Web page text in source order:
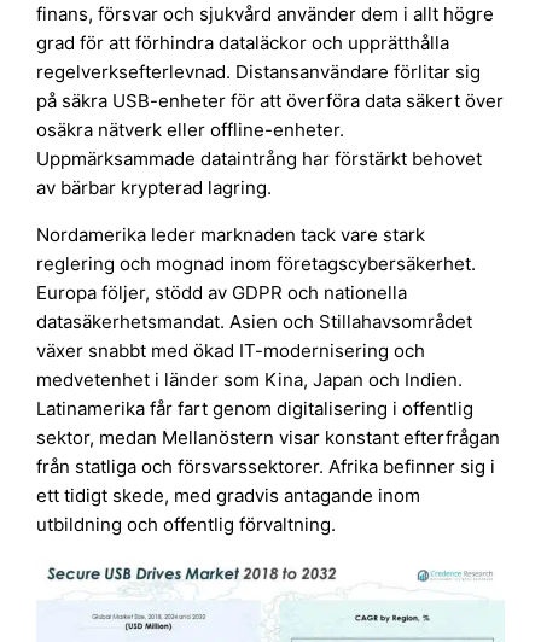
finans, försvar och sjukvård använder dem i allt högre
grad för att förhindra dataläckor och upprätthålla
regelverksefterlevnad. Distansanvändare förlitar sig
på säkra USB-enheter för att överföra data säkert över
osäkra nätverk eller offline-enheter.
Uppmärksammade dataintrång har förstärkt behovet
av bärbar krypterad lagring.
Nordamerika leder marknaden tack vare stark
reglering och mognad inom företagscybersäkerhet.
Europa följer, stödd av GDPR och nationella
datasäkerhetsmandat. Asien och Stillahavsområdet
växer snabbt med ökad IT-modernisering och
medvetenhet i länder som Kina, Japan och Indien.
Latinamerika får fart genom digitalisering i offentlig
sektor, medan Mellanöstern visar konstant efterfrågan
från statliga och försvarssektorer. Afrika befinner sig i
ett tidigt skede, med gradvis antagande inom
utbildning och offentlig förvaltning.